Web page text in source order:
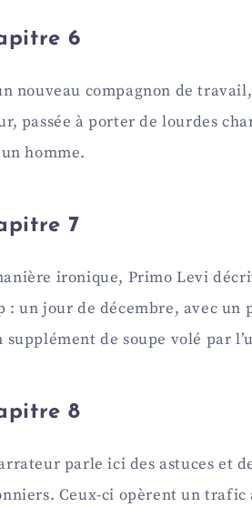
6
nouveau compagnon de
passée à porter de lourdes
un homme.
7
ironique, Primo Levi
: un jour de décembre, avec
supplément de soupe volé par
8
parle ici des astuces et
Ceux-ci opèrent un